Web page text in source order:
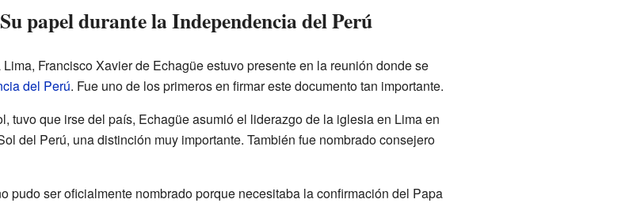
Su papel durante la Independencia del Perú
Lima, Francisco Xavier de Echagüe estuvo presente en la reunión donde se
del Perú. Fue uno de los primeros en firmar este documento tan importante.
tuvo que irse del país, Echagüe asumió el liderazgo de la iglesia en Lima en
del Perú, una distinción muy importante. También fue nombrado consejero
pudo ser oficialmente nombrado porque necesitaba la confirmación del Papa